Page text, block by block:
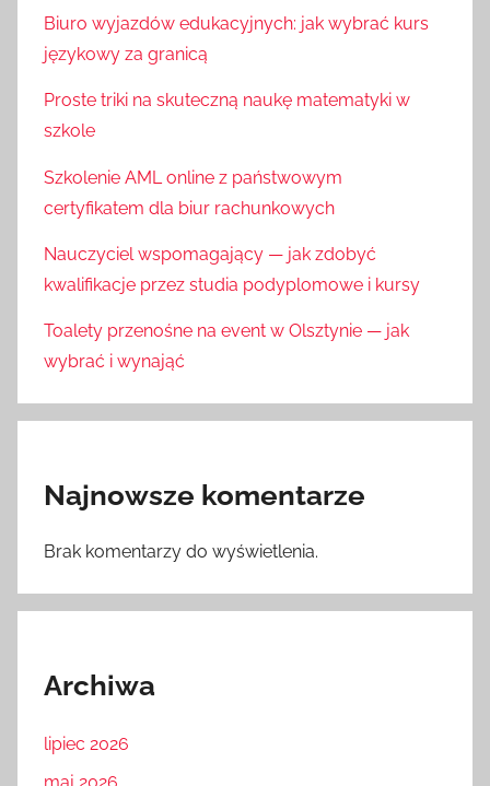
Biuro wyjazdów edukacyjnych: jak wybrać kurs
językowy za granicą
Proste triki na skuteczną naukę matematyki w
szkole
Szkolenie AML online z państwowym
certyfikatem dla biur rachunkowych
Nauczyciel wspomagający — jak zdobyć
kwalifikacje przez studia podyplomowe i kursy
Toalety przenośne na event w Olsztynie — jak
wybrać i wynająć
Najnowsze komentarze
Brak komentarzy do wyświetlenia.
Archiwa
lipiec 2026